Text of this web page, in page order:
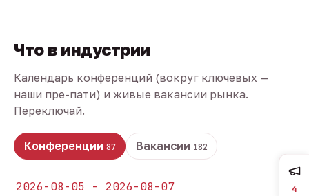
Что в индустрии
Календарь конференций (вокруг ключевых —
наши пре-пати) и живые вакансии рынка.
Переключай.
Конференции 87 Вакансии 182
2026-08-05 - 2026-08-07 4